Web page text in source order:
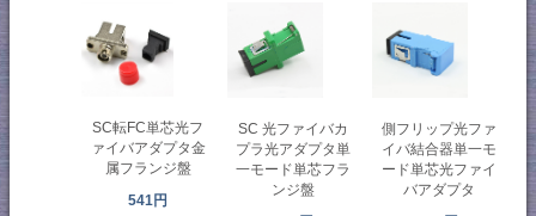
SC転FC単芯光フ
ァイバアダプタ金
属フランジ盤
541円
SC 光ファイバカ
プラ光アダプタ単
一モード単芯フラ
ンジ盤
側フリップ光ファ
イバ結合器単一モ
ード単芯光ファイ
バアダプタ